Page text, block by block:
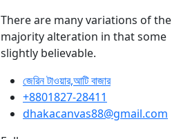
There are many variations of the
majority alteration in that some
slightly believable.
জেরিন টাওয়ার,আটি বাজার
+8801827-28411
dhakacanvas88@gmail.com